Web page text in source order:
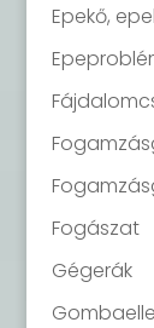
Epekő,
Fogászat
Gégerák